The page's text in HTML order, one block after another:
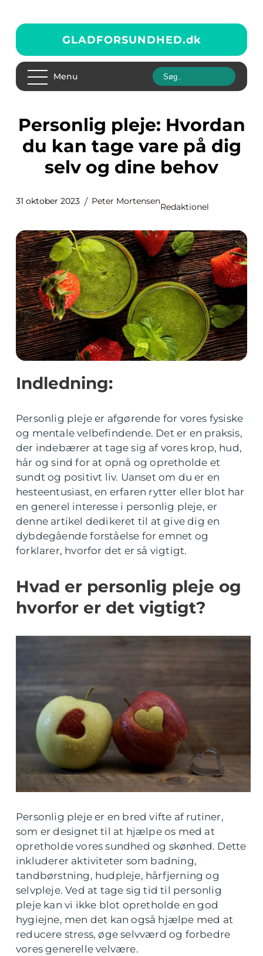
GLADFORSUNDHED.dk
Menu
Personlig pleje: Hvordan
du kan tage vare på dig
selv og dine behov
31 oktober 2023 Peter Mortensen
Redaktionel
Indledning:
Personlig pleje er afgørende for vores fysiske
og mentale velbefindende. Det er en praksis,
der indebærer at tage sig af vores krop, hud,
hår og sind for at opnå og opretholde et
sundt og positivt liv. Uanset om du er en
hesteentusiast, en erfaren rytter eller blot har
en generel interesse i personlig pleje, er
denne artikel dedikeret til at give dig en
dybdegående forståelse for emnet og
forklarer, hvorfor det er så vigtigt.
Hvad er personlig pleje og
hvorfor er det vigtigt?
Personlig pleje er en bred vifte af rutiner,
som er designet til at hjælpe os med at
opretholde vores sundhed og skønhed. Dette
inkluderer aktiviteter som badning,
tandbørstning, hudpleje, hårfjerning og
selvpleje. Ved at tage sig tid til personlig
pleje kan vi ikke blot opretholde en god
hygiejne, men det kan også hjælpe med at
reducere stress, øge selvværd og forbedre
vores generelle velvære.